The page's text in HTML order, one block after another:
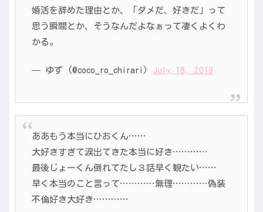
婚活を辞めた理由とか、「ダメだ、好きだ」って
思う瞬間とか、そうなんだよなぁって凄くよくわ
かる。
— ゆず (@coco_ro_chirari) July 18, 2019
ああもう本当にひおくん……
大好きすぎて涙出てきた本当に好き…………
最後じょーくん倒れてたし３話早く観たい……
早く本当のこと言って…………無理…………偽装
不倫好き大好き…………